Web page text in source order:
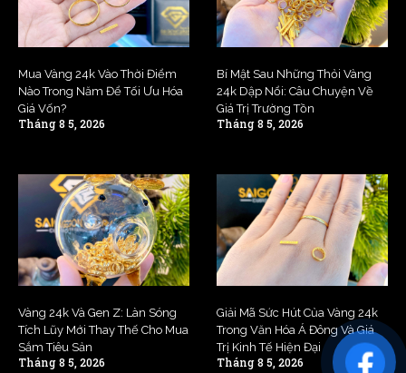
Mua Vàng 24k Vào Thời Điểm
Nào Trong Năm Để Tối Ưu Hóa
Giá Vốn?
Tháng 8 5, 2026
Bí Mật Sau Những Thỏi Vàng
24k Dập Nổi: Câu Chuyện Về
Giá Trị Trường Tồn
Tháng 8 5, 2026
Vàng 24k Và Gen Z: Làn Sóng
Tích Lũy Mới Thay Thế Cho Mua
Sắm Tiêu Sản
Tháng 8 5, 2026
Giải Mã Sức Hút Của Vàng 24k
Trong Văn Hóa Á Đông Và Giá
Trị Kinh Tế Hiện Đại
Tháng 8 5, 2026